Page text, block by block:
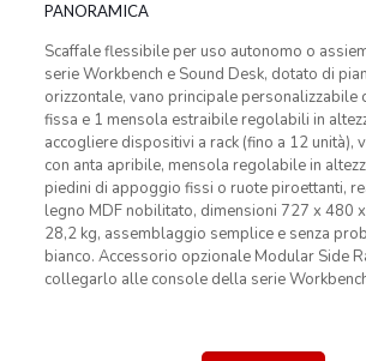
PANORAMICA
Scaffale flessibile per uso autonomo o
serie Workbench e Sound Desk, dotato di
orizzontale, vano principale personalizzabile
fissa e 1 mensola estraibile regolabili in
accogliere dispositivi a rack (fino a 12 unità),
con anta apribile, mensola regolabile in
piedini di appoggio fissi o ruote piroettanti,
legno MDF nobilitato, dimensioni 727 x 480
28,2 kg, assemblaggio semplice e senza
bianco. Accessorio opzionale Modular Side
collegarlo alle console della serie